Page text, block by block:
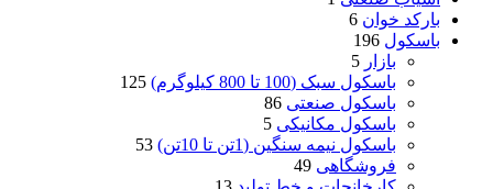
بارکد خوان 6
باسکول 196
بازار 5
باسکول سبک (100 تا 800 کیلوگرم)
125
باسکول صنعتی 86
باسکول مکانیکی 5
باسکول نیمه سنگین (1تن تا 10تن)
53
فروشگاهی 49